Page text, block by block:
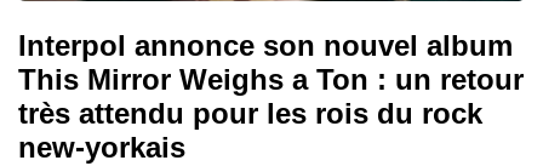
Interpol annonce son nouvel album
This Mirror Weighs a Ton : un retour
très attendu pour les rois du rock
new-yorkais